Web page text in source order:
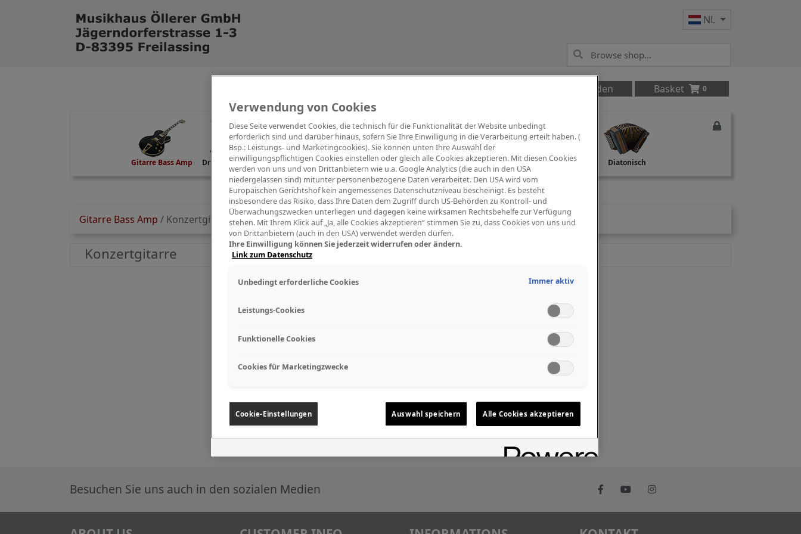
NL
Anmelden Basket 0
Gitarre Bass Amp Drums Percussion Digitalpiano Keys Blasinstrumente Orchester PA Mikrofon Studio Recording Diatonisch
Gitarre Bass Amp / Konzertgitarre
Konzertgitarre
Besuchen Sie uns auch in den sozialen Medien
Verwendung von Cookies
Diese Seite verwendet Cookies, die technisch für die Funktionalität der Website unbedingt
erforderlich sind und darüber hinaus, sofern Sie Ihre Einwilligung in die Verarbeitung erteilt haben. (
Bsp.: Leistungs- und Marketingcookies). Sie können unten Ihre Auswahl der
einwilligungspflichtigen Cookies einstellen oder gleich alle Cookies akzeptieren. Mit diesen Cookies
werden von uns und von Drittanbietern wie u.a. Google Analytics (die auch in den USA
niedergelassen sind) mitunter personenbezogene Daten verarbeitet. Den USA wird vom
Europäischen Gerichtshof kein angemessenes Datenschutzniveau bescheinigt. Es besteht
insbesondere das Risiko, dass Ihre Daten dem Zugriff durch US-Behörden zu Kontroll- und
Überwachungszwecken unterliegen und dagegen keine wirksamen Rechtsbehelfe zur Verfügung
stehen. Mit Ihrem Klick auf „Ja, alle Cookies akzeptieren“ stimmen Sie zu, dass Cookies von uns und
von Drittanbietern (auch in den USA) verwendet werden dürfen.
Ihre Einwilligung können Sie jederzeit widerrufen oder ändern.
Link zum Datenschutz
Unbedingt erforderliche Cookies Immer aktiv
Leistungs-Cookies
Funktionelle Cookies
Cookies für Marketingzwecke
Cookie-Einstellungen Auswahl speichern Alle Cookies akzeptieren